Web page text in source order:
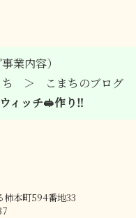
業内容）
こまちのブログ
ィッチ🥪作り‼
柿本町594番地33